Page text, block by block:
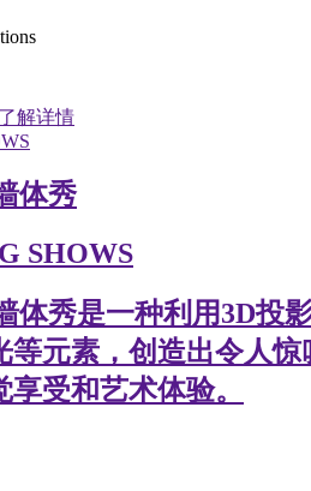
了解详情
体秀
SHOWS
体秀是一种利用3D投
等元素，创造出令人
受和艺术体验。